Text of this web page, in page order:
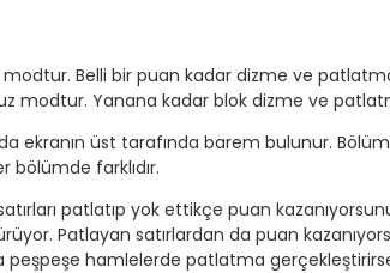
Belli bir puan kadar dizme ve
modtur. Yanana kadar blok dizme ve
ekranın üst tarafında barem bulunur.
bölümde farklıdır.
patlatıp yok ettikçe puan
Patlayan satırlardan da puan
peşpeşe hamlelerde patlatma